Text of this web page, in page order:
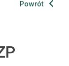
Powrót